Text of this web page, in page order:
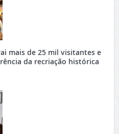
mais de 25 mil visitantes e
da recriação histórica